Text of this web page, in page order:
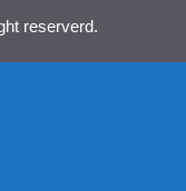
reserverd.